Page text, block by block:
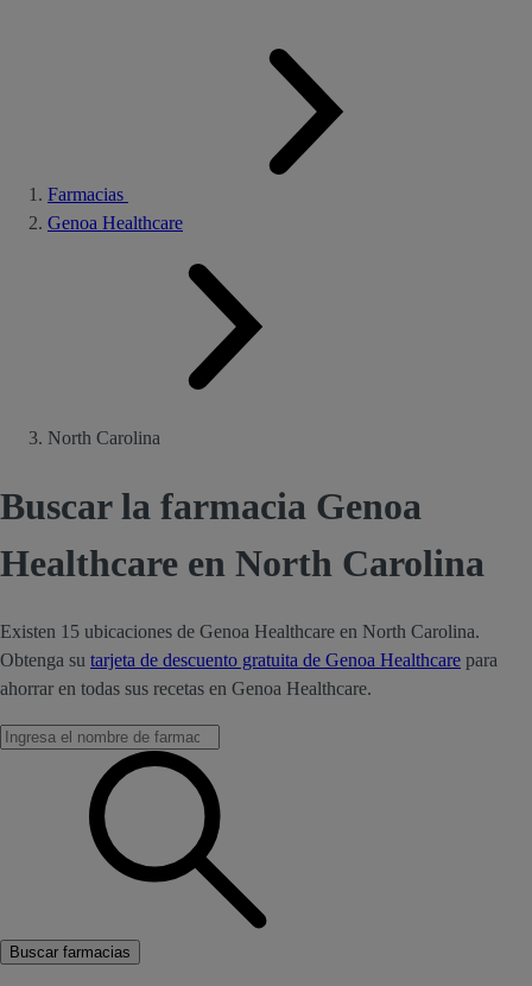
Farmacias
Genoa Healthcare
North Carolina
Buscar la farmacia Genoa
Healthcare en North Carolina
Existen 15 ubicaciones de Genoa Healthcare en North Carolina.
Obtenga su tarjeta de descuento gratuita de Genoa Healthcare para
ahorrar en todas sus recetas en Genoa Healthcare.
Buscar farmacias